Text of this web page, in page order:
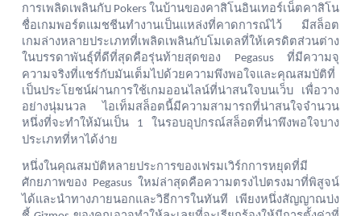
การเพลิดเพลินกับ Pokers ในบ้านของคาสิโนอินเทอร์เน็ตคาสิโน
ชื่อเกมพอร์ตแมชชีนทำงานเป็นแหล่งที่คาดการณ์ไว้
มีสล็อต
เกมล่างหลายประเภทที่เพลิดเพลินกับโมเดลที่ให้เครดิตส่วนต่าง
ในบรรดาพันธุ์ที่ดีที่สุดคือรุ่นท้ายสุดของ Pegasus ที่มีความจุ
ความจริงที่แชร์กับมันเต็มไปด้วยความพึงพอใจและคุณสมบัติที่
เป็นประโยชน์ผ่านการใช้เกมออนไลน์ที่น่าสนใจบนเว็บ
เพื่อวาง
อย่างนุ่มนวล
ไอเท็มสล็อตนี้มีความสามารถที่น่าสนใจจำนวน
หนึ่งที่จะทำให้มันเป็น 1 ในรอบอุปกรณ์สล็อตที่น่าพึงพอใจบาง
ประเภทที่หาได้ง่าย
หนึ่งในคุณสมบัติหลายประการของเฟรมเวิร์กการหยุดที่มี
ศักยภาพของ Pegasus ใหม่ล่าสุดคือความตรงไปตรงมาที่พิสูจน์
ได้และนำทางภายนอกและวิธีการในทันที
เพียงหนึ่งสัญญาณบ่ง